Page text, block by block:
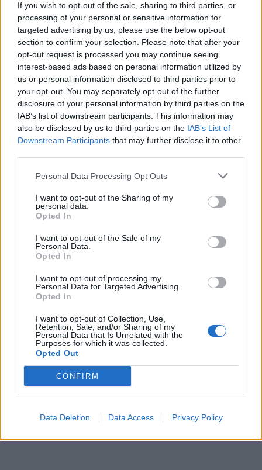
If you wish to opt-out of the sale, sharing to third parties, or
processing of your personal or sensitive information for
targeted advertising by us, please use the below opt-out
section to confirm your selection. Please note that after your
opt-out request is processed you may continue seeing
interest-based ads based on personal information utilized by
us or personal information disclosed to third parties prior to
your opt-out. You may separately opt-out of the further
disclosure of your personal information by third parties on the
IAB’s list of downstream participants. This information may
also be disclosed by us to third parties on the IAB’s List of
Downstream Participants that may further disclose it to other
Personal Data Processing Opt Outs
I want to opt-out of the Sharing of my
personal data.
Opted In
I want to opt-out of the Sale of my
Personal Data.
Opted In
I want to opt-out of processing my
Personal Data for Targeted Advertising.
Opted In
I want to opt-out of Collection, Use,
Retention, Sale, and/or Sharing of my
Personal Data that Is Unrelated with the
Purposes for which it was collected.
Opted Out
CONFIRM
Data Deletion Data Access Privacy Policy
Claudio Brachino: “credo che le regioni
debbano farsi aiutare e uniformarsi, bisogna
che lo Stato e il governo Draghi dia delle
norme comuni, che siano univoche. Poi
conclude: “Perché finché non ci vacciniamo
staremo ancora qui a discutere di varianti
fino alla fine del 2022, quando però, già
saremo falliti come paese”.